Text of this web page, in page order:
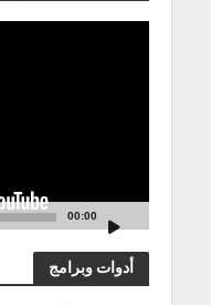
00:00
أدوات وبرامج